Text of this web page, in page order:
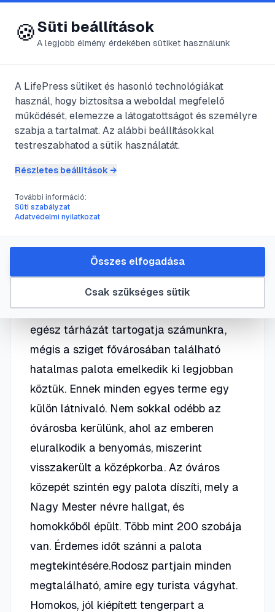
😍 LifePress
2020. december 28.·2perc olvasás
Rodosz
Rodosz a rózsák szigete. Nevét Rhodon
a szigetnek, mely több mint 5000 évre
volt, melyet hódítók tucatjai akarták
magukénak. És bár látványosságok
egész tárházát tartogatja számunkra,
mégis a sziget fővárosában található
hatalmas palota emelkedik ki legjobban
köztük. Ennek minden egyes terme egy
külön látnivaló. Nem sokkal odébb az
óvárosba kerülünk, ahol az emberen
eluralkodik a benyomás, miszerint
visszakerült a középkorba. Az óváros
közepét szintén egy palota díszíti, mely a
Nagy Mester névre hallgat, és
homokkőből épült. Több mint 200 szobája
van. Érdemes időt szánni a palota
megtekintésére.Rodosz partjain minden
megtalálható, amire egy turista vágyhat.
Homokos, jól kiépített tengerpart a
🍪Süti beállítások
A legjobb élmény érdekében sütiket használunk
A LifePress sütiket és hasonló technológiákat
használ, hogy biztosítsa a weboldal megfelelő
működését, elemezze a látogatottságot és személyre
szabja a tartalmat. Az alábbi beállításokkal
testreszabhatod a sütik használatát.
Részletes beállítások →
További információ:
Süti szabályzat
Adatvédelmi nyilatkozat
Csak szükséges sütik
Összes elfogadása